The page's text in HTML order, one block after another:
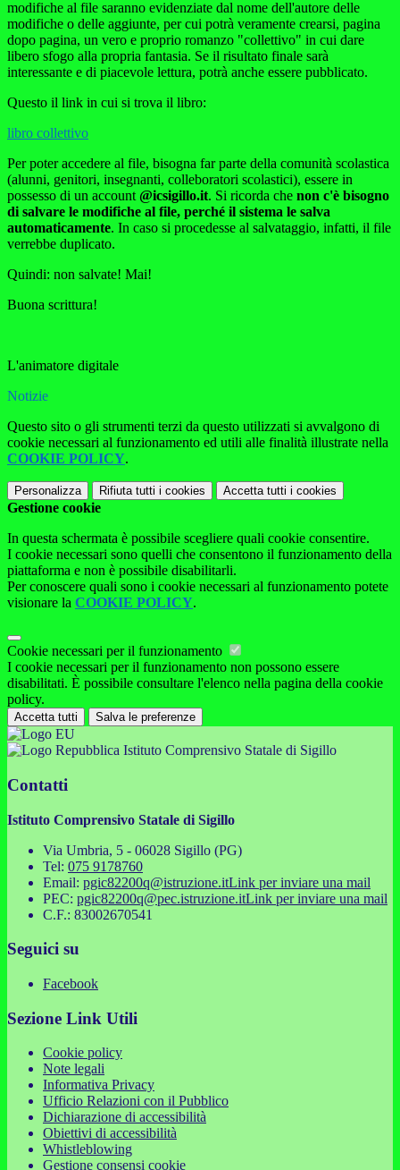
modifiche al file saranno evidenziate dal nome dell'autore delle
modifiche o delle aggiunte, per cui potrà veramente crearsi, pagina
dopo pagina, un vero e proprio romanzo "collettivo" in cui dare
libero sfogo alla propria fantasia. Se il risultato finale sarà
interessante e di piacevole lettura, potrà anche essere pubblicato.
Questo il link in cui si trova il libro:
libro collettivo
Per poter accedere al file, bisogna far parte della comunità scolastica
(alunni, genitori, insegnanti, colleboratori scolastici), essere in
possesso di un account @icsigillo.it. Si ricorda che non c'è bisogno
di salvare le modifiche al file, perché il sistema le salva
automaticamente. In caso si procedesse al salvataggio, infatti, il file
verrebbe duplicato.
Quindi: non salvate! Mai!
Buona scrittura!
L'animatore digitale
Notizie
Questo sito o gli strumenti terzi da questo utilizzati si avvalgono di
cookie necessari al funzionamento ed utili alle finalità illustrate nella
COOKIE POLICY.
Personalizza Rifiuta tutti i cookies Accetta tutti i cookies
Gestione cookie
In questa schermata è possibile scegliere quali cookie consentire.
I cookie necessari sono quelli che consentono il funzionamento della
piattaforma e non è possibile disabilitarli.
Per conoscere quali sono i cookie necessari al funzionamento potete
visionare la COOKIE POLICY.
Cookie necessari per il funzionamento
I cookie necessari per il funzionamento non possono essere
disabilitati. È possibile consultare l'elenco nella pagina della cookie
policy.
Accetta tutti Salva le preferenze
Istituto Comprensivo Statale di Sigillo
Contatti
Istituto Comprensivo Statale di Sigillo
Via Umbria, 5 - 06028 Sigillo (PG)
Tel: 075 9178760
Email: pgic82200q@istruzione.itLink per inviare una mail
PEC: pgic82200q@pec.istruzione.itLink per inviare una mail
C.F.: 83002670541
Seguici su
Facebook
Sezione Link Utili
Cookie policy
Note legali
Informativa Privacy
Ufficio Relazioni con il Pubblico
Dichiarazione di accessibilità
Obiettivi di accessibilità
Whistleblowing
Gestione consensi cookie